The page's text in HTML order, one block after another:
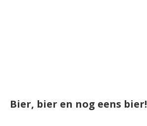
Bier, bier en nog eens bier!